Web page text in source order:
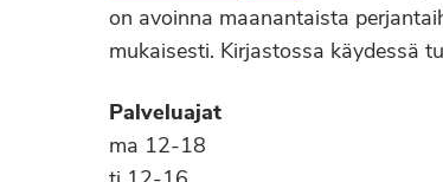
on avoinna maanantaista
mukaisesti. Kirjastossa käydessä
Palveluajat
ma 12-18